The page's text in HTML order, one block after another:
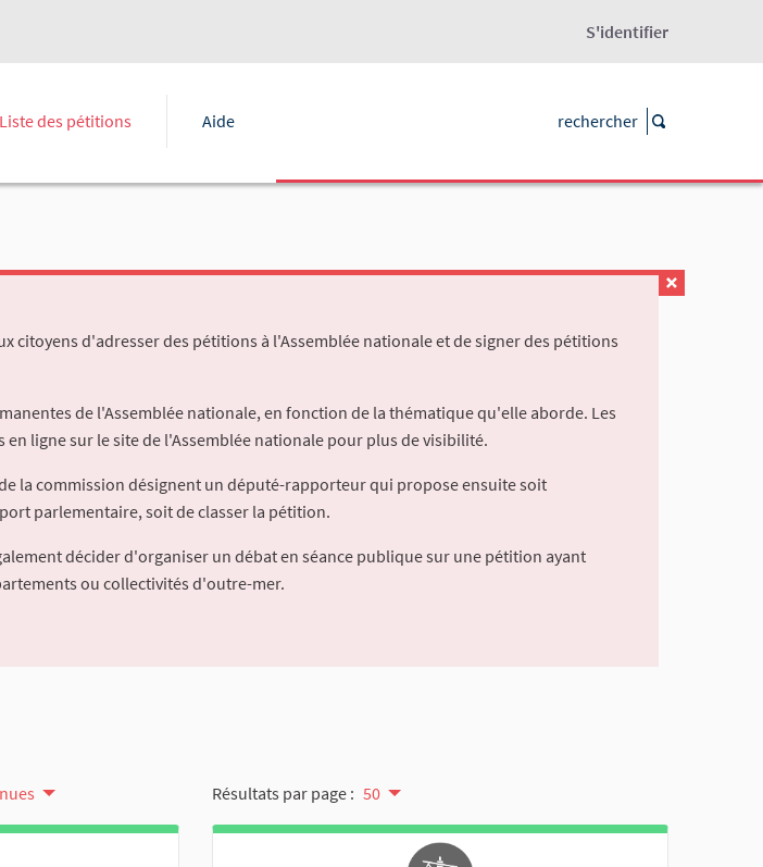
S'identifier
Liste des pétitions Aide
citoyens d'adresser des pétitions à l'Assemblée nationale et de signer des pétitions
de l'Assemblée nationale, en fonction de la thématique qu'elle aborde. Les
ligne sur le site de l'Assemblée nationale pour plus de visibilité.
la commission désignent un député-rapporteur qui propose ensuite soit
parlementaire, soit de classer la pétition.
décider d'organiser un débat en séance publique sur une pétition ayant
ou collectivités d'outre-mer.
Résultats par page : 50